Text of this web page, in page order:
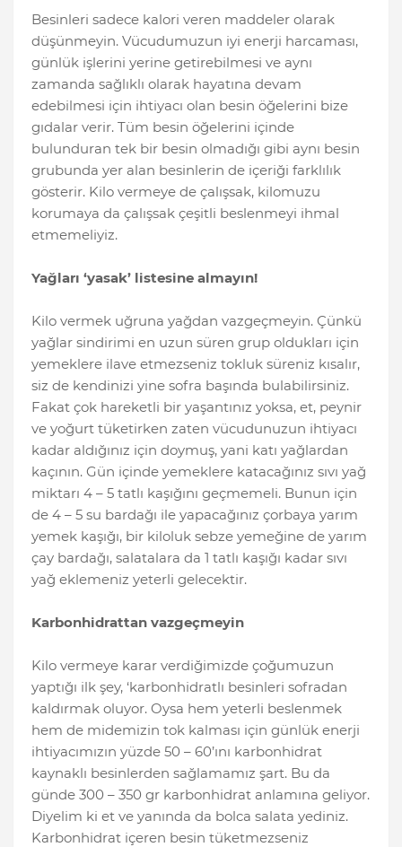
Besinleri sadece kalori veren maddeler olarak
düşünmeyin. Vücudumuzun iyi enerji harcaması,
günlük işlerini yerine getirebilmesi ve aynı
zamanda sağlıklı olarak hayatına devam
edebilmesi için ihtiyacı olan besin öğelerini bize
gıdalar verir. Tüm besin öğelerini içinde
bulunduran tek bir besin olmadığı gibi aynı besin
grubunda yer alan besinlerin de içeriği farklılık
gösterir. Kilo vermeye de çalışsak, kilomuzu
korumaya da çalışsak çeşitli beslenmeyi ihmal
etmemeliyiz.
Yağları ‘yasak’ listesine almayın!
Kilo vermek uğruna yağdan vazgeçmeyin. Çünkü
yağlar sindirimi en uzun süren grup oldukları için
yemeklere ilave etmezseniz tokluk süreniz kısalır,
siz de kendinizi yine sofra başında bulabilirsiniz.
Fakat çok hareketli bir yaşantınız yoksa, et, peynir
ve yoğurt tüketirken zaten vücudunuzun ihtiyacı
kadar aldığınız için doymuş, yani katı yağlardan
kaçının. Gün içinde yemeklere katacağınız sıvı yağ
miktarı 4 – 5 tatlı kaşığını geçmemeli. Bunun için
de 4 – 5 su bardağı ile yapacağınız çorbaya yarım
yemek kaşığı, bir kiloluk sebze yemeğine de yarım
çay bardağı, salatalara da 1 tatlı kaşığı kadar sıvı
yağ eklemeniz yeterli gelecektir.
Karbonhidrattan vazgeçmeyin
Kilo vermeye karar verdiğimizde çoğumuzun
yaptığı ilk şey, ‘karbonhidratlı besinleri sofradan
kaldırmak oluyor. Oysa hem yeterli beslenmek
hem de midemizin tok kalması için günlük enerji
ihtiyacımızın yüzde 50 – 60’ını karbonhidrat
kaynaklı besinlerden sağlamamız şart. Bu da
günde 300 – 350 gr karbonhidrat anlamına geliyor.
Diyelim ki et ve yanında da bolca salata yediniz.
Karbonhidrat içeren besin tüketmezseniz